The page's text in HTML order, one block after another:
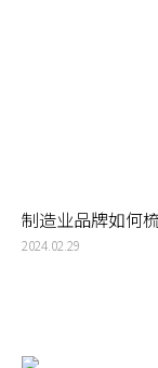
制造业品牌如何
2024.02.29